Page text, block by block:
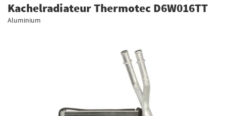
Kachelradiateur Thermotec D6W016TT
Aluminium